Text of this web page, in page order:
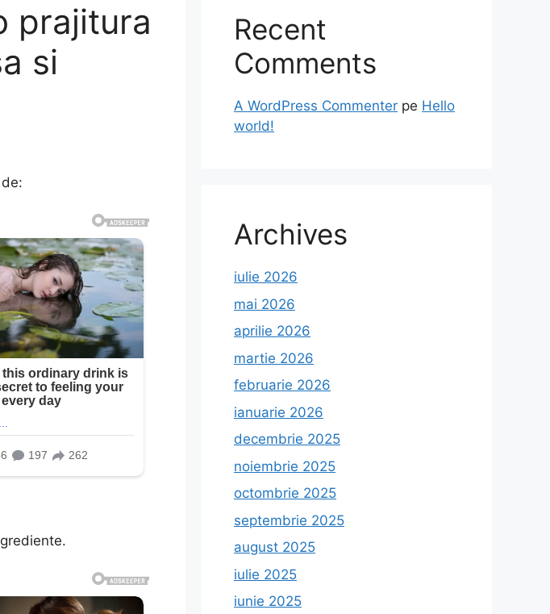
prajitura
si
Recent
Comments
A WordPress Commenter pe Hello
world!
Archives
iulie 2026
mai 2026
aprilie 2026
martie 2026
februarie 2026
ianuarie 2026
decembrie 2025
noiembrie 2025
octombrie 2025
septembrie 2025
august 2025
iulie 2025
iunie 2025